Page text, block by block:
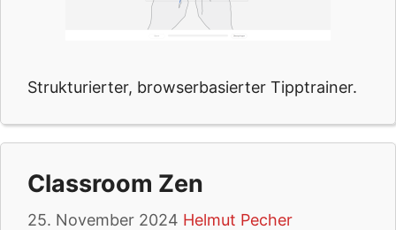
Strukturierter, browserbasierter Tipptrainer.
Classroom Zen
25. November 2024 Helmut Pecher